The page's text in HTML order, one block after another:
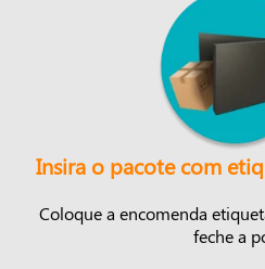
Insira o pacote com
Coloque a encomenda
feche a